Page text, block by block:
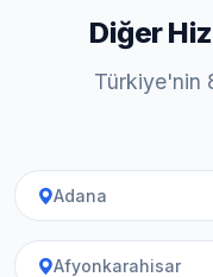
Diğer
Türkiye'nin
Adana
Afyonkarahisar